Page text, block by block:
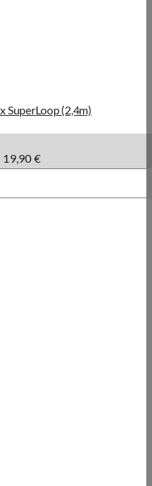
SuperLoop (2,4m)
19,90 €